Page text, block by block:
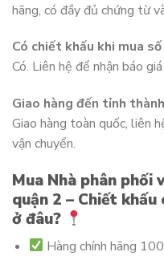
hãng, có đầy đủ chứng từ
Có chiết khấu khi mua
Có. Liên hệ để nhận báo
Giao hàng đến tỉnh
Giao hàng toàn quốc, liên
vận chuyển.
Mua Nhà phân phối
quận 2 – Chiết khấu
ở đâu?
Hàng chính hãng